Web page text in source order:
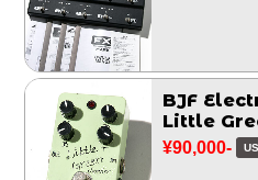
BJF
Little
¥90,000-